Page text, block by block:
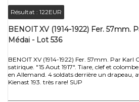
Résultat : 122EUR
BENOIT XV (1914-1922) Fer. 57mm.
Médai - Lot 536
BENOIT XV (1914-1922) Fer. 57mm. Par Karl
satirique. "15 Aout 1917". Tiare, clef et
en Allemand. 4 soldats derrière un drapeau,
Kienast 193. très rare! SUP